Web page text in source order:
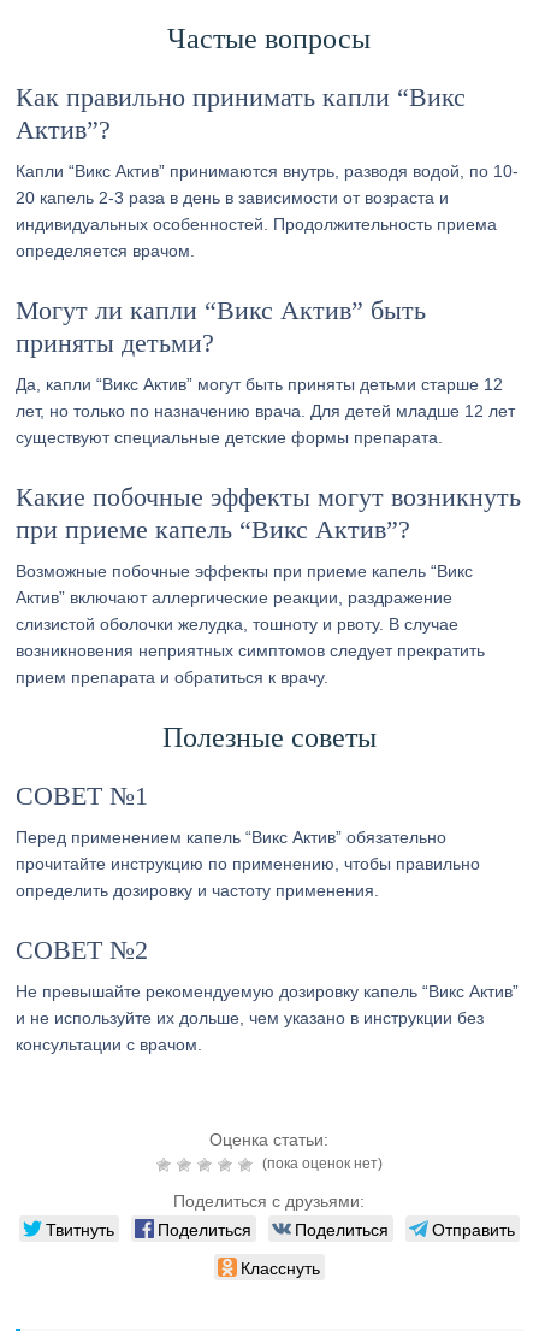
Частые вопросы
Как правильно принимать капли “Викс
Актив”?
Капли “Викс Актив” принимаются внутрь, разводя водой, по 10-
20 капель 2-3 раза в день в зависимости от возраста и
индивидуальных особенностей. Продолжительность приема
определяется врачом.
Могут ли капли “Викс Актив” быть
приняты детьми?
Да, капли “Викс Актив” могут быть приняты детьми старше 12
лет, но только по назначению врача. Для детей младше 12 лет
существуют специальные детские формы препарата.
Какие побочные эффекты могут возникнуть
при приеме капель “Викс Актив”?
Возможные побочные эффекты при приеме капель “Викс
Актив” включают аллергические реакции, раздражение
слизистой оболочки желудка, тошноту и рвоту. В случае
возникновения неприятных симптомов следует прекратить
прием препарата и обратиться к врачу.
Полезные советы
СОВЕТ №1
Перед применением капель “Викс Актив” обязательно
прочитайте инструкцию по применению, чтобы правильно
определить дозировку и частоту применения.
СОВЕТ №2
Не превышайте рекомендуемую дозировку капель “Викс Актив”
и не используйте их дольше, чем указано в инструкции без
консультации с врачом.
Оценка статьи:
(пока оценок нет)
Поделиться с друзьями:
Твитнуть Поделиться Поделиться
Отправить
Класснуть